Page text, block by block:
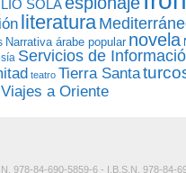
SOLA
literatura
Narrativa árabe popular novela
Servicios de
teatro Tierra Santa
Viajes a Oriente
978-84-690-5859-6 - I.B.S.N. 978-84-